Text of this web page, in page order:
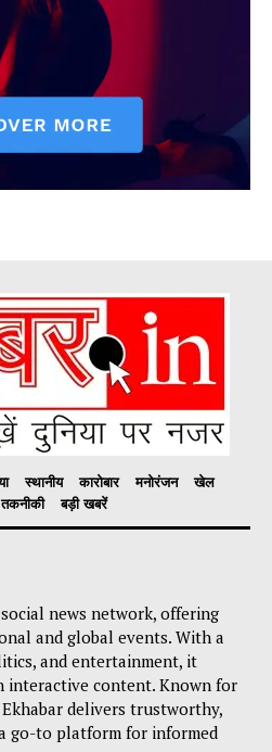
स्थानीय कारोबार मनोरंजन
खेल
तकनीकी बड़ी खबरें
news network, offering
and global events. With a
and entertainment, it
interactive content. Known for
delivers trustworthy,
go-to platform for informed